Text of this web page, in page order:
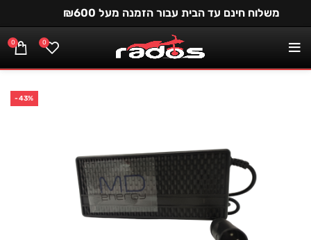
משלוח חינם עד הבית עבור הזמנה מעל ₪600
0
0
-43%